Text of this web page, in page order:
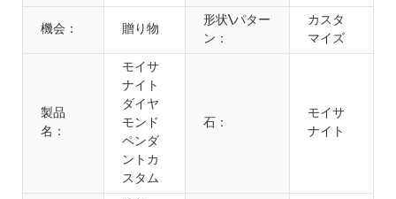
機会： 贈り物
形状\パター
ン：
カスタ
マイズ
製品
名：
モイサ
ナイト
ダイヤ
モンド
ペンダ
ントカ
スタム
石：
モイサ
ナイト